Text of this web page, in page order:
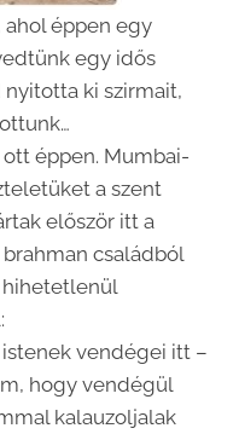
éppen egy
egy idős
ki szirmait,
éppen. Mumbai-
a szent
először itt a
családból
hihetetlenül
vendégei itt –
hogy vendégül
kalauzoljalak